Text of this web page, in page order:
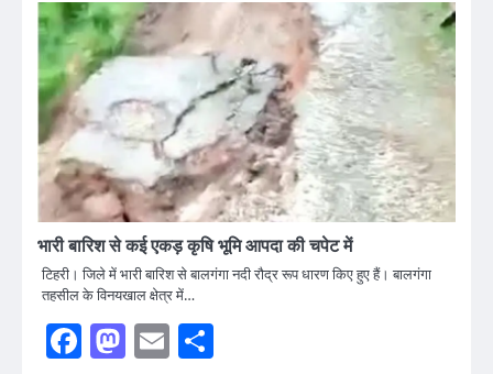
भारी बारिश से कई एकड़ कृषि भूमि आपदा की चपेट में
टिहरी। जिले में भारी बारिश से बालगंगा नदी रौद्र रूप धारण किए हुए हैं। बालगंगा
तहसील के विनयखाल क्षेत्र में…
Facebook
Mastodon
Email